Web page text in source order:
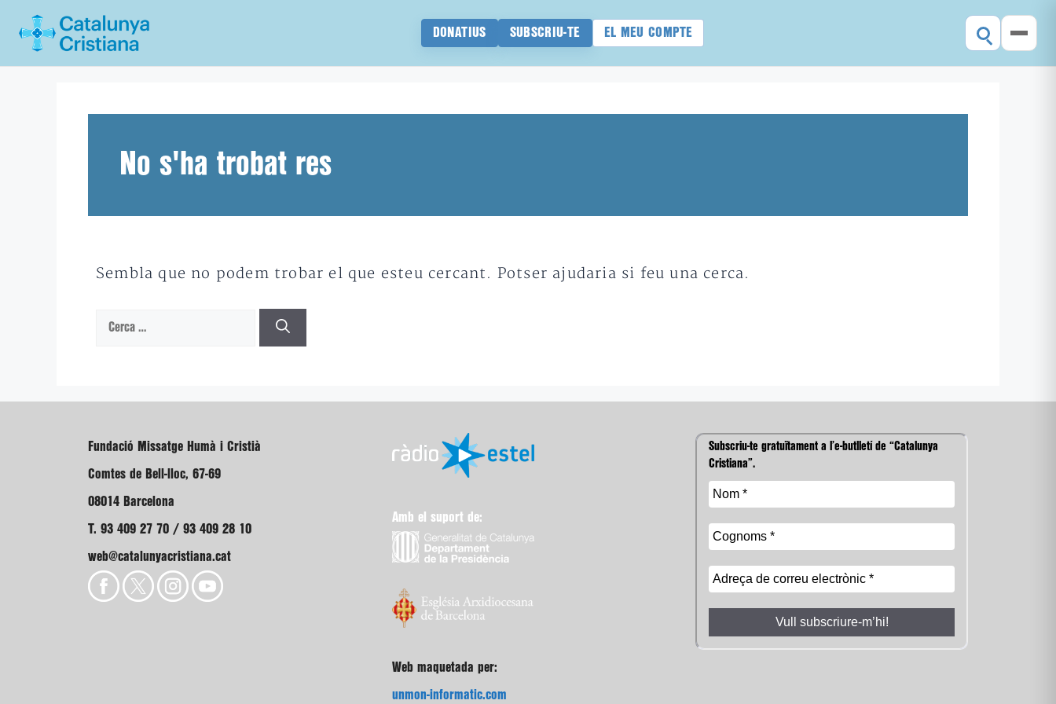
DONATIUS SUBSCRIU-TE EL MEU COMPTE
No s'ha trobat res
Sembla que no podem trobar el que esteu cercant. Potser ajudaria si feu una cerca.
Cerca:
Fundació Missatge Humà i Cristià
Comtes de Bell-lloc, 67-69
08014 Barcelona
T. 93 409 27 70 / 93 409 28 10
web@catalunyacristiana.cat
Amb el suport de:
Web maquetada per:
unmon-informatic.com
Subscriu-te gratuïtament a l’e-butlletí de “Catalunya
Cristiana”.